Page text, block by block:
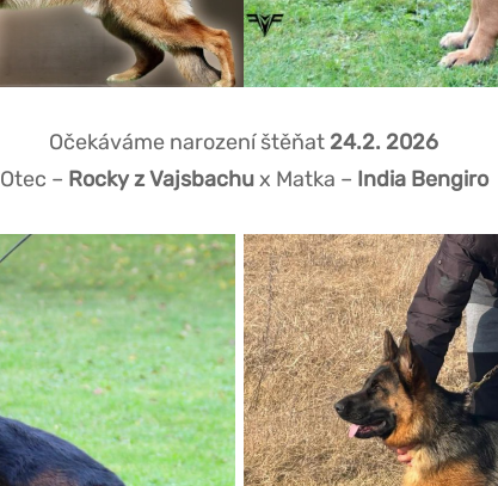
Očekáváme narození štěňat 24.2. 2026
Otec – Rocky z Vajsbachux Matka – India Bengiro